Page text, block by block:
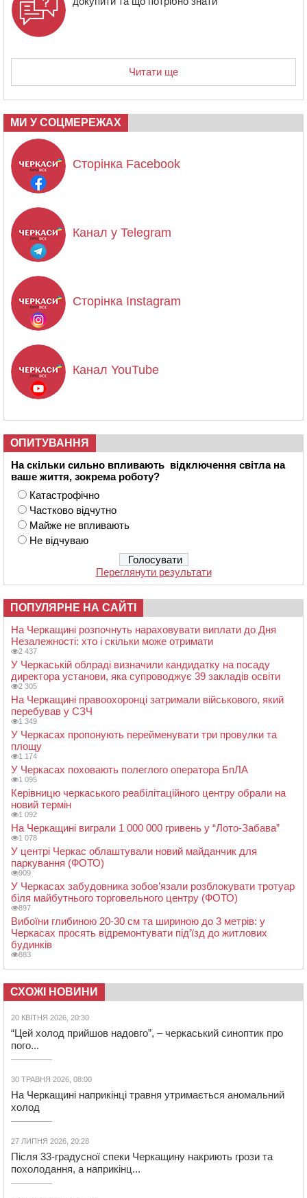
Читати ще
МИ У СОЦМЕРЕЖАХ
Сторінка Facebook
Канал у Telegram
Сторінка Instagram
Канал YouTube
ОПИТУВАННЯ
На скільки сильно впливають відключення світла на
ваше життя, зокрема роботу?
Катастрофічно
Частково відчутно
Майже не впливають
Не відчуваю
Переглянути результати
ПОПУЛЯРНЕ НА САЙТІ
На Черкащині розпочнуть нараховувати виплати до Дня
Незалежності: хто і скільки може отримати
2 437
У Черкаській облраді визначили кандидатку на посаду
директора установи, яка супроводжує 39 закладів освіти
2 305
На Черкащині правоохоронці затримали військового, який
перебував у СЗЧ
1 349
У Черкасах пропонують перейменувати три провулки та
площу
1 174
У Черкасах поховають полеглого оператора БпЛА
1 095
Керівницю черкаського реабілітаційного центру обрали на
новий термін
1 092
На Черкащині виграли 1 000 000 гривень у “Лото-Забава”
1 078
У центрі Черкас облаштували новий майданчик для
паркування (ФОТО)
909
У Черкасах забудовника зобов’язали розблокувати тротуар
біля майбутнього торговельного центру (ФОТО)
897
Вибоїни глибиною 20-30 см та шириною до 3 метрів: у
Черкасах просять відремонтувати під’їзд до житлових
будинків
883
СХОЖІ НОВИНИ
20 КВІТНЯ 2026, 20:30
“Цей холод прийшов надовго”, – черкаський синоптик про
пого...
30 ТРАВНЯ 2026, 08:00
На Черкащині наприкінці травня утримається аномальний
холод
27 ЛИПНЯ 2026, 20:28
Після 33-градусної спеки Черкащину накриють грози та
похолодання, а наприкінц...